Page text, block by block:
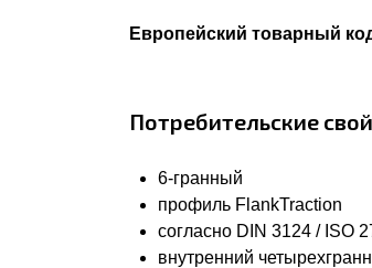
Европейский товарный
Потребительские
6-гранный
профиль FlankTraction
согласно DIN 3124 / ISO
внутренний